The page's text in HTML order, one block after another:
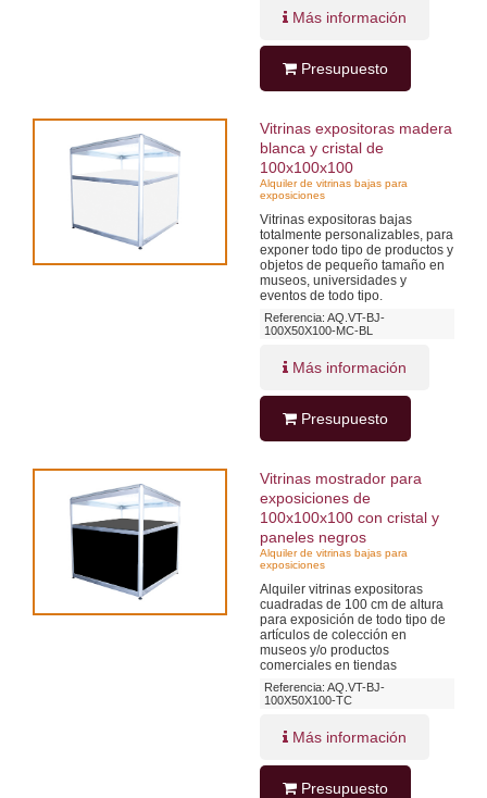
Más información
Presupuesto
Vitrinas expositoras madera
blanca y cristal de
100x100x100
Alquiler de vitrinas bajas para
exposiciones
Vitrinas expositoras bajas
totalmente personalizables, para
exponer todo tipo de productos y
objetos de pequeño tamaño en
museos, universidades y
eventos de todo tipo.
Referencia: AQ.VT-BJ-
100X50X100-MC-BL
Más información
Presupuesto
Vitrinas mostrador para
exposiciones de
100x100x100 con cristal y
paneles negros
Alquiler de vitrinas bajas para
exposiciones
Alquiler vitrinas expositoras
cuadradas de 100 cm de altura
para exposición de todo tipo de
artículos de colección en
museos y/o productos
comerciales en tiendas
Referencia: AQ.VT-BJ-
100X50X100-TC
Más información
Presupuesto